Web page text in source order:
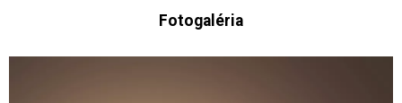
Fotogaléria